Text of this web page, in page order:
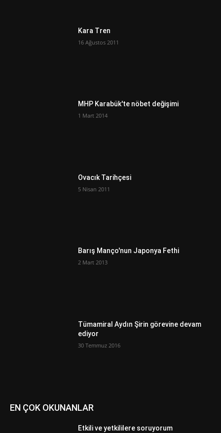
Kara Tren
16 Ağustos 2011
MHP Karabük'te nöbet değişimi
1 Mart 2014
Ovacık Tarihçesi
5 Nisan 2011
Barış Manço'nun Japonya Fethi
2 Mart 2013
Tümamiral Aydın Şirin görevine devam
ediyor
30 Temmuz 2016
EN ÇOK OKUNANLAR
Etkili ve yetkililere soruyorum